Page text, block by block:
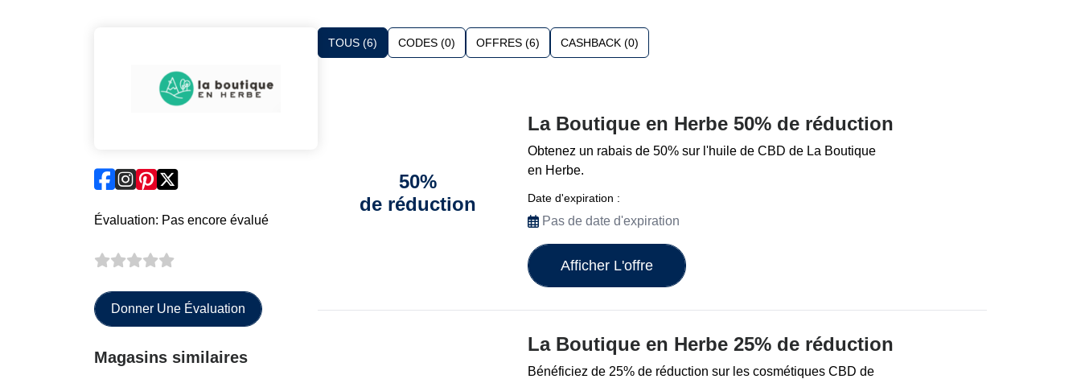
Évaluation: Pas encore évalué
Donner Une Évaluation
Magasins similaires
TOUS (6) CODES (0) OFFRES (6) CASHBACK (0)
50%
de réduction
La Boutique en Herbe 50% de réduction
Obtenez un rabais de 50% sur l'huile de CBD de La Boutique
en Herbe.
Date d'expiration :
Pas de date d'expiration
Afficher L'offre
La Boutique en Herbe 25% de réduction
Bénéficiez de 25% de réduction sur les cosmétiques CBD de